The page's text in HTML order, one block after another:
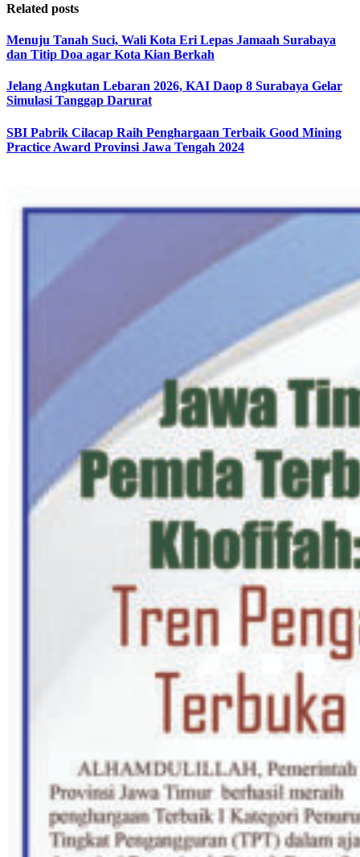
Related posts
Menuju Tanah Suci, Wali Kota Eri Lepas Jamaah Surabaya
dan Titip Doa agar Kota Kian Berkah
Jelang Angkutan Lebaran 2026, KAI Daop 8 Surabaya Gelar
Simulasi Tanggap Darurat
SBI Pabrik Cilacap Raih Penghargaan Terbaik Good Mining
Practice Award Provinsi Jawa Tengah 2024